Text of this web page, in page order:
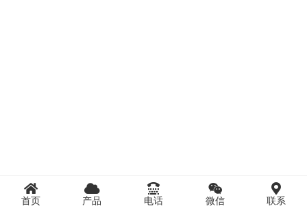
首页 产品 电话 微信 联系